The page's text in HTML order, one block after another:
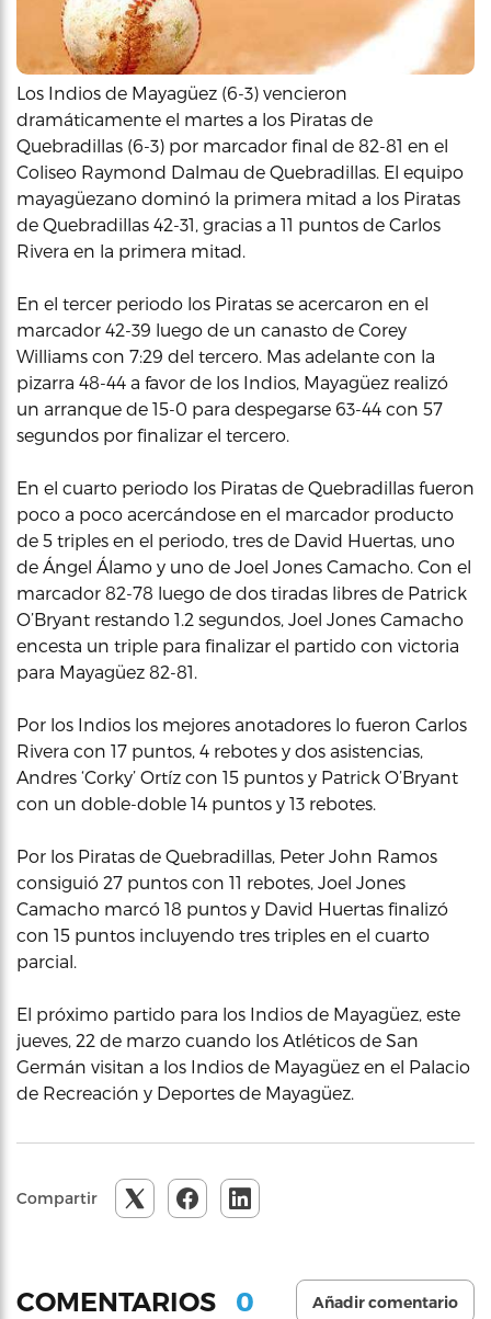
Los Indios de Mayagüez (6-3) vencieron
dramáticamente el martes a los Piratas de
Quebradillas (6-3) por marcador final de 82-81 en el
Coliseo Raymond Dalmau de Quebradillas. El equipo
mayagüezano dominó la primera mitad a los Piratas
de Quebradillas 42-31, gracias a 11 puntos de Carlos
Rivera en la primera mitad.
En el tercer periodo los Piratas se acercaron en el
marcador 42-39 luego de un canasto de Corey
Williams con 7:29 del tercero. Mas adelante con la
pizarra 48-44 a favor de los Indios, Mayagüez realizó
un arranque de 15-0 para despegarse 63-44 con 57
segundos por finalizar el tercero.
En el cuarto periodo los Piratas de Quebradillas fueron
poco a poco acercándose en el marcador producto
de 5 triples en el periodo, tres de David Huertas, uno
de Ángel Álamo y uno de Joel Jones Camacho. Con el
marcador 82-78 luego de dos tiradas libres de Patrick
O’Bryant restando 1.2 segundos, Joel Jones Camacho
encesta un triple para finalizar el partido con victoria
para Mayagüez 82-81.
Por los Indios los mejores anotadores lo fueron Carlos
Rivera con 17 puntos, 4 rebotes y dos asistencias,
Andres ‘Corky’ Ortíz con 15 puntos y Patrick O’Bryant
con un doble-doble 14 puntos y 13 rebotes.
Por los Piratas de Quebradillas, Peter John Ramos
consiguió 27 puntos con 11 rebotes, Joel Jones
Camacho marcó 18 puntos y David Huertas finalizó
con 15 puntos incluyendo tres triples en el cuarto
parcial.
El próximo partido para los Indios de Mayagüez, este
jueves, 22 de marzo cuando los Atléticos de San
Germán visitan a los Indios de Mayagüez en el Palacio
de Recreación y Deportes de Mayagüez.
Compartir
COMENTARIOS 0 Añadir comentario